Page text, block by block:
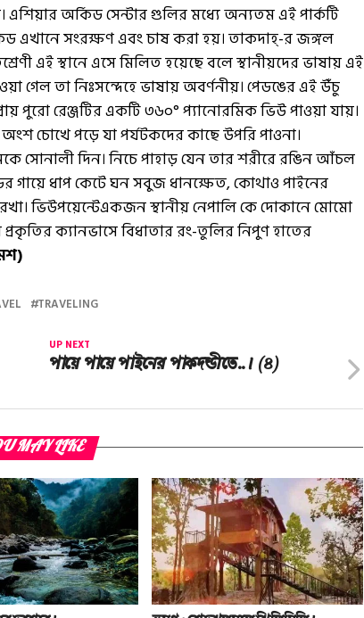
এশিয়ার অর্কিড সেন্টার গুলির মধ্যে অন্যতম এই পার্কটি
এখানে সংরক্ষণ এবং চাষ করা হয়। তাকদাহ্-র জঙ্গল
এই স্থানে এসে মিলিত হয়েছে বলে স্থানীয়দের ভাষায় এই
গেল তা নিঃসন্দেহে ভাষায় অবর্ণনীয়। পেডঙের এই উঁচু
পুরো রেঞ্জটির একটি ৩৬০° প্যানোরমিক ভিউ পাওয়া যায়।
চোখে পড়ে যা পর্যটকদের কাছে উপরি পাওনা।
সোনালী দিন। নিচে পাহাড় যেন তার শরীরে রঙিন আঁচল
গায়ে ধাপ কেটে ঘন সবুজ ধানক্ষেত, কোথাও পাইনের
ভিউপয়েন্টেএকজন স্থানীয় নেপালি কে দোকানে মোমো
ক্যানভাসে বিধাতার রং-তুলির নিপুণ হাতের
TRAVELING
UP NEXT
পায়ে পায়ে পাইনের পাকদন্ডীতে..। (৪)
MAY LIKE